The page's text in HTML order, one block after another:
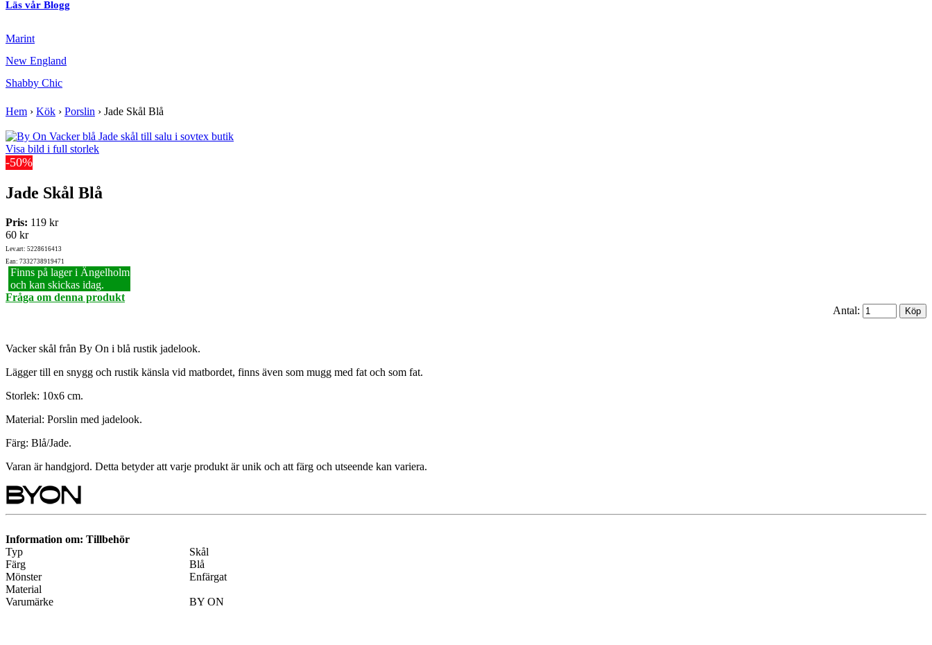
Läs vår Blogg
Marint
New England
Shabby Chic
Hem › Kök › Porslin › Jade Skål Blå
Visa bild i full storlek
-50%
Jade Skål Blå
Pris: 119 kr
60 kr
Lev.art: 5228616413
Ean: 7332738919471
Finns på lager i Ängelholm
och kan skickas idag.
Fråga om denna produkt
Antal:
Vacker skål från By On i blå rustik jadelook.
Lägger till en snygg och rustik känsla vid matbordet, finns även som mugg med fat och som fat.
Storlek: 10x6 cm.
Material: Porslin med jadelook.
Färg: Blå/Jade.
Varan är handgjord. Detta betyder att varje produkt är unik och att färg och utseende kan variera.
Information om: Tillbehör
Typ
Skål
Färg
Blå
Mönster
Enfärgat
Material
Varumärke
BY ON